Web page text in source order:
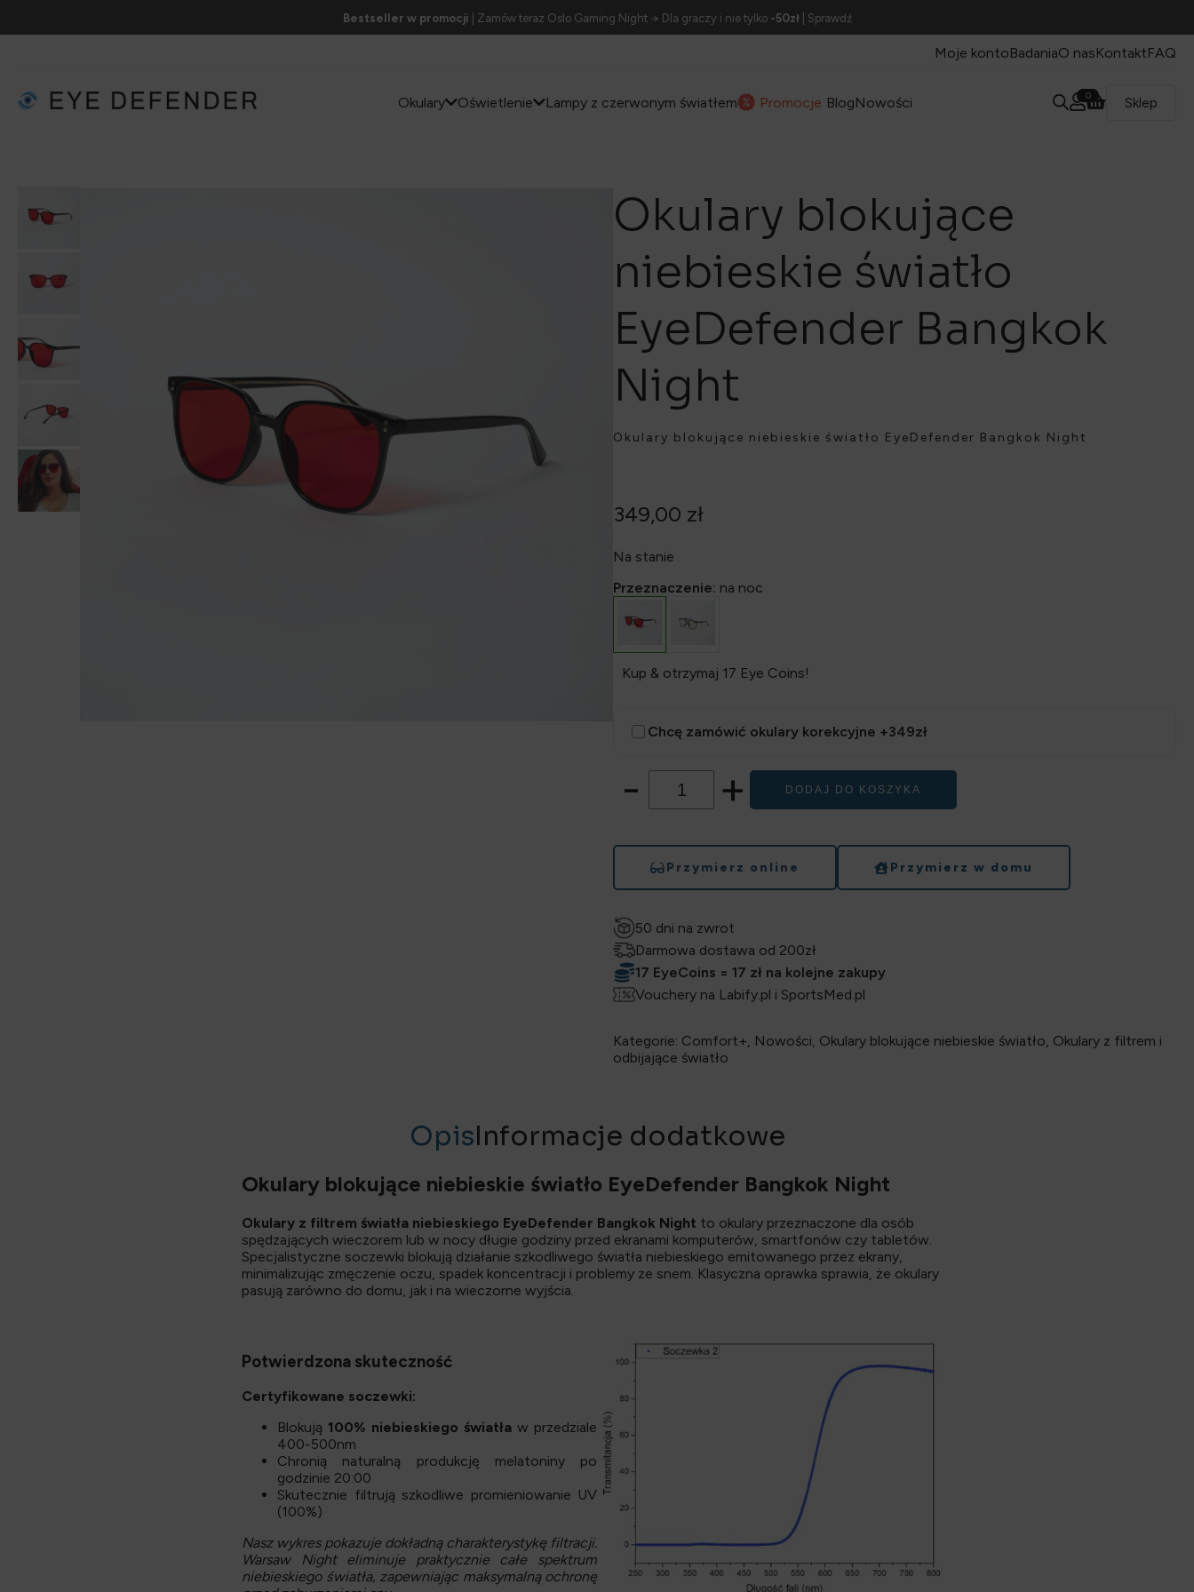
Bestseller w promocji | Zamów teraz Oslo Gaming Night → Dla graczy i nie tylko -50zł| Sprawdź
Moje kontoBadaniaO nasKontaktFAQ
Okulary Oświetlenie Lampy z czerwonym światłem Promocje BlogNowości 0 Sklep
Okulary blokujące
niebieskie światło
EyeDefender Bangkok
Night
Okulary blokujące niebieskie światło EyeDefender Bangkok Night
349,00 zł
Na stanie
Przeznaczenie: na noc
Kup & otrzymaj 17 Eye Coins!
Chcę zamówić okulary korekcyjne +349zł
- + DODAJ DO KOSZYKA
Przymierz online Przymierz w domu
50 dni na zwrot
Darmowa dostawa od 200zł
17 EyeCoins = 17 zł na kolejne zakupy
Vouchery na Labify.pl i SportsMed.pl
Kategorie: Comfort+, Nowości, Okulary blokujące niebieskie światło, Okulary z filtrem i
odbijające światło
OpisInformacje dodatkowe
Okulary blokujące niebieskie światło EyeDefender Bangkok Night
Okulary z filtrem światła niebieskiego EyeDefender Bangkok Night to okulary przeznaczone dla osób
spędzających wieczorem lub w nocy długie godziny przed ekranami komputerów, smartfonów czy tabletów.
Specjalistyczne soczewki blokują działanie szkodliwego światła niebieskiego emitowanego przez ekrany,
minimalizując zmęczenie oczu, spadek koncentracji i problemy ze snem. Klasyczna oprawka sprawia, że okulary
pasują zarówno do domu, jak i na wieczorne wyjścia.
Potwierdzona skuteczność
Certyfikowane soczewki:
Blokują 100% niebieskiego światła w przedziale
400-500nm
Chronią naturalną produkcję melatoniny po
godzinie 20:00
Skutecznie filtrują szkodliwe promieniowanie UV
(100%)
Nasz wykres pokazuje dokładną charakterystykę filtracji.
Warsaw Night eliminuje praktycznie całe spektrum
niebieskiego światła, zapewniając maksymalną ochronę